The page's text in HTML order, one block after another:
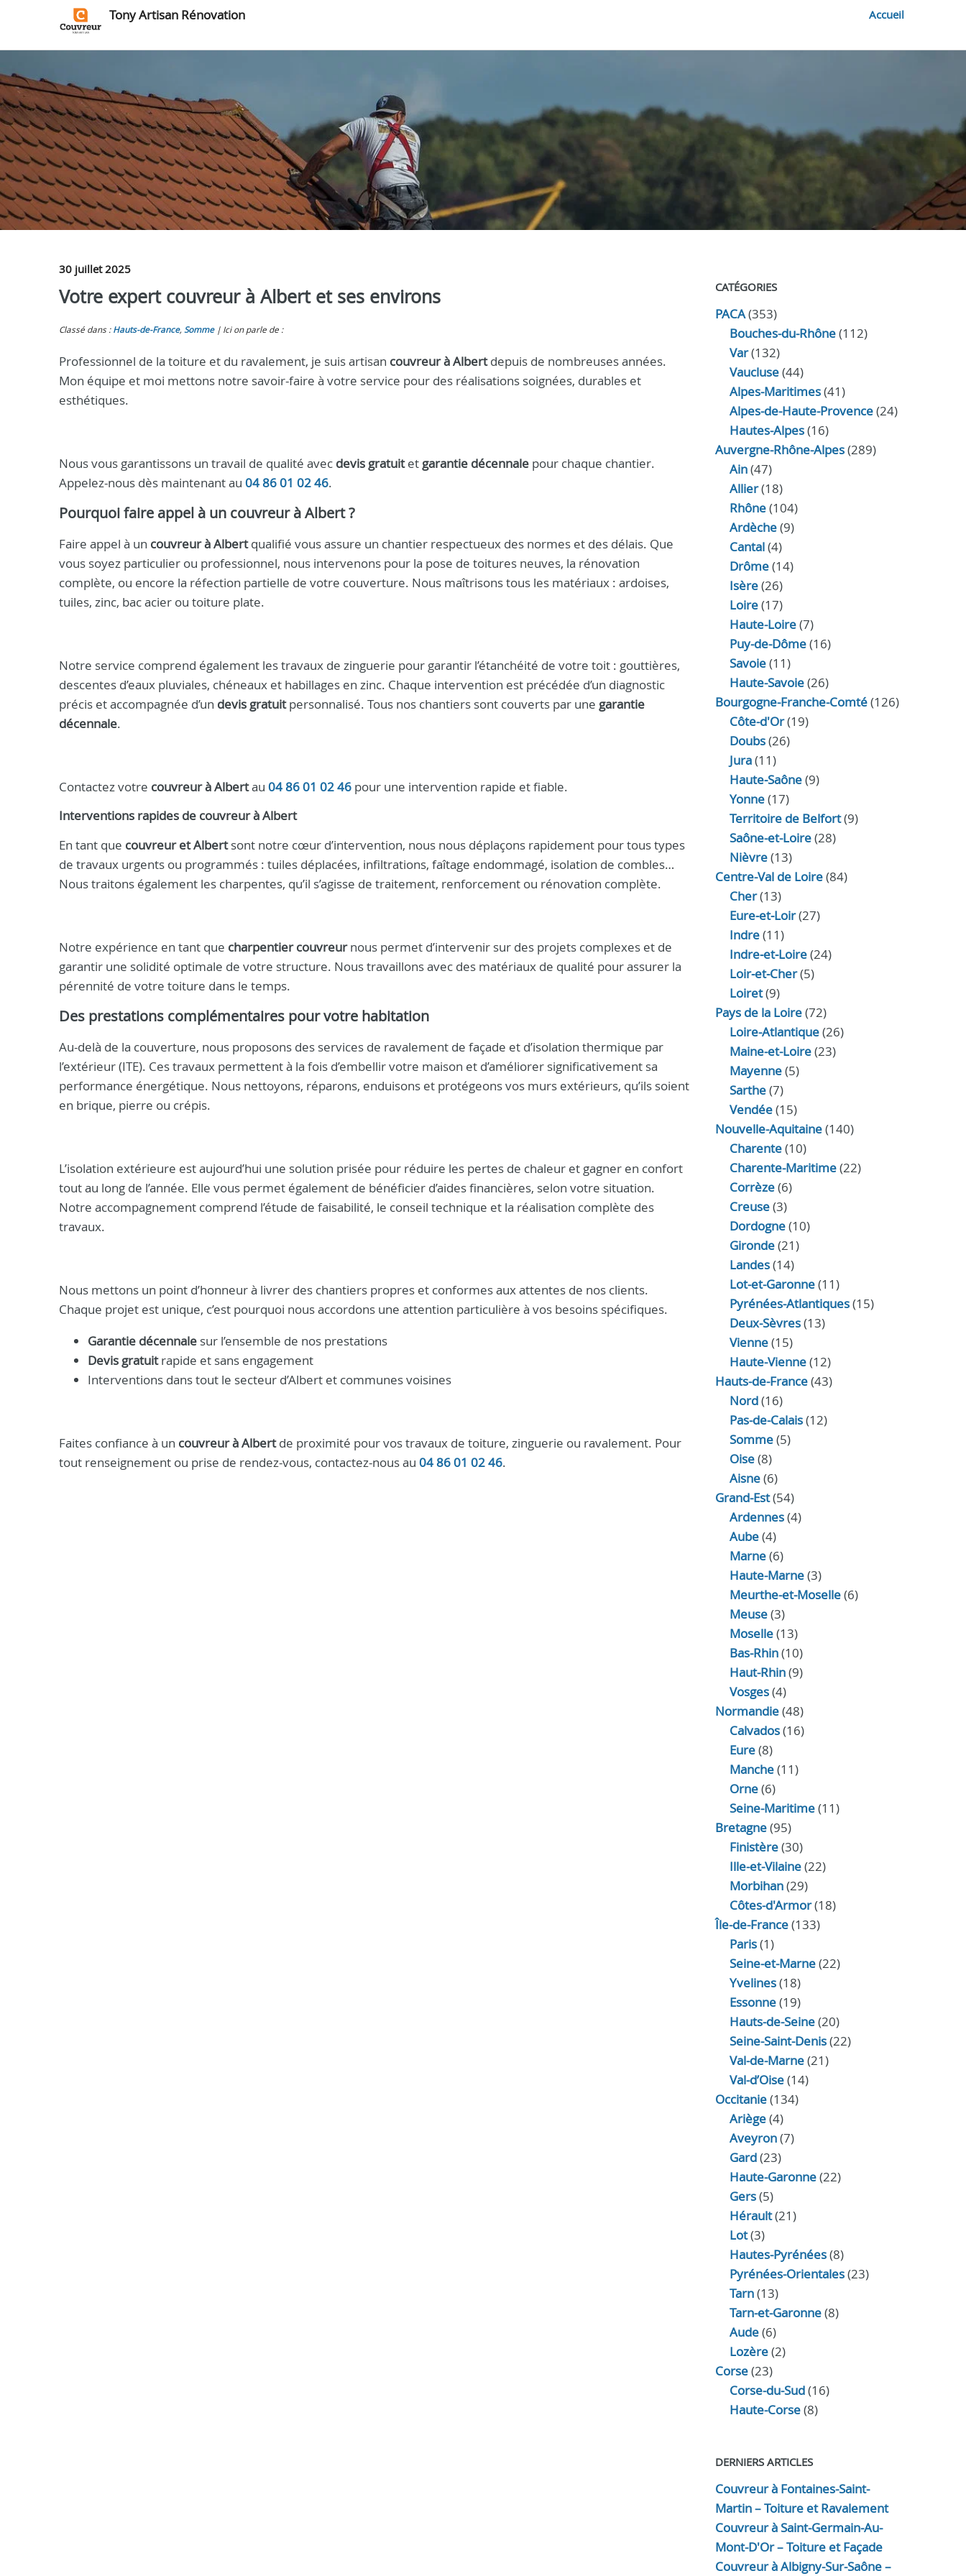
Tony Artisan Rénovation Accueil
30 juillet 2025
Votre expert couvreur à Albert et ses environs
Classé dans : Hauts-de-France, Somme Ici on parle de :
Professionnel de la toiture et du ravalement, je suis artisan couvreur à Albertdepuis de nombreuses années.
Mon équipe et moi mettons notre savoir-faire à votre service pour des réalisations soignées, durables et
esthétiques.
Nous vous garantissons un travail de qualité avec devis gratuitet garantie décennale pour chaque chantier.
Appelez-nous dès maintenant au 04 86 01 02 46.
Pourquoi faire appel à un couvreur à Albert?
Faire appel à un couvreur à Albertqualifié vous assure un chantier respectueux des normes et des délais. Que
vous soyez particulier ou professionnel, nous intervenons pour la pose de toitures neuves, la rénovation
complète, ou encore la réfection partielle de votre couverture. Nous maîtrisons tous les matériaux : ardoises,
tuiles, zinc, bac acier ou toiture plate.
Notre service comprend également les travaux de zinguerie pour garantir l’étanchéité de votre toit : gouttières,
descentes d’eaux pluviales, chéneaux et habillages en zinc. Chaque intervention est précédée d’un diagnostic
précis et accompagnée d’un devis gratuitpersonnalisé. Tous nos chantiers sont couverts par une garantie
décennale.
Contactez votre couvreur à Albertau 04 86 01 02 46 pour une intervention rapide et fiable.
Interventions rapides de couvreuràAlbert
En tant que couvreur et Albertsont notre cœur d’intervention, nous nous déplaçons rapidement pour tous types
de travaux urgents ou programmés : tuiles déplacées, infiltrations, faîtage endommagé, isolation de combles…
Nous traitons également les charpentes, qu’il s’agisse de traitement, renforcement ou rénovation complète.
Notre expérience en tant que charpentier couvreurnous permet d’intervenir sur des projets complexes et de
garantir une solidité optimale de votre structure. Nous travaillons avec des matériaux de qualité pour assurer la
pérennité de votre toiture dans le temps.
Des prestations complémentaires pour votre habitation
Au-delà de la couverture, nous proposons des services de ravalement de façade et d’isolation thermique par
l’extérieur (ITE). Ces travaux permettent à la fois d’embellir votre maison et d’améliorer significativement sa
performance énergétique. Nous nettoyons, réparons, enduisons et protégeons vos murs extérieurs, qu’ils soient
en brique, pierre ou crépis.
L’isolation extérieure est aujourd’hui une solution prisée pour réduire les pertes de chaleur et gagner en confort
tout au long de l’année. Elle vous permet également de bénéficier d’aides financières, selon votre situation.
Notre accompagnement comprend l’étude de faisabilité, le conseil technique et la réalisation complète des
travaux.
Nous mettons un point d’honneur à livrer des chantiers propres et conformes aux attentes de nos clients.
Chaque projet est unique, c’est pourquoi nous accordons une attention particulière à vos besoins spécifiques.
Garantie décennale sur l’ensemble de nos prestations
Devis gratuitrapide et sans engagement
Interventions dans tout le secteur d’Albert et communes voisines
Faites confiance à un couvreur à Albertde proximité pour vos travaux de toiture, zinguerie ou ravalement. Pour
tout renseignement ou prise de rendez-vous, contactez-nous au 04 86 01 02 46.
CATÉGORIES
PACA(353)
Bouches-du-Rhône(112)
Var(132)
Vaucluse(44)
Alpes-Maritimes(41)
Alpes-de-Haute-Provence(24)
Hautes-Alpes(16)
Auvergne-Rhône-Alpes(289)
Ain(47)
Allier(18)
Rhône(104)
Ardèche(9)
Cantal(4)
Drôme(14)
Isère(26)
Loire(17)
Haute-Loire(7)
Puy-de-Dôme(16)
Savoie(11)
Haute-Savoie(26)
Bourgogne-Franche-Comté(126)
Côte-d'Or(19)
Doubs(26)
Jura(11)
Haute‑Saône(9)
Yonne(17)
Territoire de Belfort(9)
Saône-et-Loire(28)
Nièvre(13)
Centre-Val de Loire(84)
Cher(13)
Eure‑et‑Loir(27)
Indre(11)
Indre‑et‑Loire(24)
Loir‑et‑Cher(5)
Loiret(9)
Pays de la Loire(72)
Loire-Atlantique(26)
Maine-et-Loire(23)
Mayenne(5)
Sarthe(7)
Vendée(15)
Nouvelle-Aquitaine(140)
Charente(10)
Charente-Maritime(22)
Corrèze(6)
Creuse(3)
Dordogne(10)
Gironde(21)
Landes(14)
Lot-et-Garonne(11)
Pyrénées-Atlantiques(15)
Deux-Sèvres(13)
Vienne(15)
Haute-Vienne(12)
Hauts-de-France(43)
Nord(16)
Pas-de-Calais(12)
Somme(5)
Oise(8)
Aisne(6)
Grand-Est(54)
Ardennes(4)
Aube(4)
Marne(6)
Haute-Marne(3)
Meurthe-et-Moselle(6)
Meuse(3)
Moselle(13)
Bas-Rhin(10)
Haut-Rhin(9)
Vosges(4)
Normandie(48)
Calvados(16)
Eure(8)
Manche(11)
Orne(6)
Seine-Maritime(11)
Bretagne(95)
Finistère(30)
Ille-et-Vilaine(22)
Morbihan(29)
Côtes-d'Armor(18)
Île-de-France(133)
Paris(1)
Seine-et-Marne(22)
Yvelines(18)
Essonne(19)
Hauts-de-Seine(20)
Seine-Saint-Denis(22)
Val-de-Marne(21)
Val-d’Oise(14)
Occitanie(134)
Ariège(4)
Aveyron(7)
Gard(23)
Haute-Garonne(22)
Gers(5)
Hérault(21)
Lot(3)
Hautes-Pyrénées(8)
Pyrénées-Orientales(23)
Tarn(13)
Tarn-et-Garonne(8)
Aude(6)
Lozère(2)
Corse(23)
Corse-du-Sud(16)
Haute-Corse(8)
DERNIERS ARTICLES
Couvreur à Fontaines-Saint-
Martin – Toiture et Ravalement
Couvreur à Saint-Germain-Au-
Mont-D'Or – Toiture et Façade
Couvreur à Albigny-Sur-Saône –